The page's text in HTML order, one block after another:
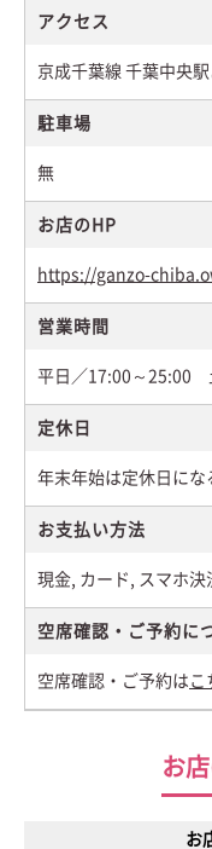
アクセス
京成千葉線 千葉中央
駐車場
無
お店のHP
https://ganzo-
営業時間
平日／17:00～25:00
定休日
年末年始は定休日にな
お支払い方法
現金, カード, スマホ決
空席確認・ご予約に
空席確認・ご予約は こ
お
お